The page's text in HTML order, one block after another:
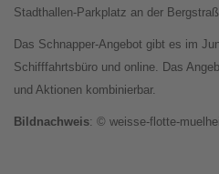
Stadthallen-Parkplatz an der
Das Schnapper-Angebot gibt es im
Schifffahrtsbüro und online. Das
und Aktionen kombinierbar.
Bildnachweis: © weisse-flotte-